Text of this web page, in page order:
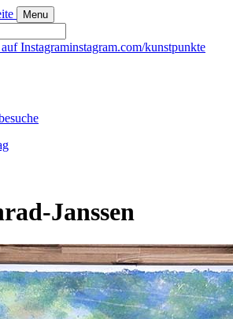
Menu
Instagraminstagram.com/kunstpunkte